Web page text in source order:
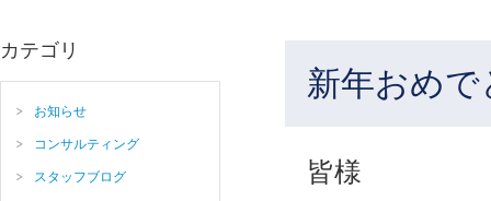
新年おめ
皆様
カテゴリ
お知らせ
コンサルティング
スタッフブログ